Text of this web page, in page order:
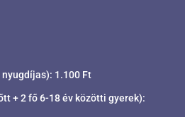
1.100 Ft
+ 2 fő 6-18 év közötti gyerek):